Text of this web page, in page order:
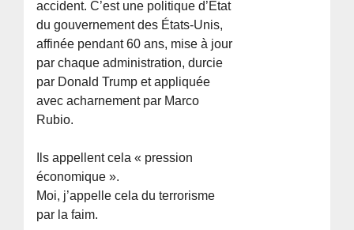
accident. C’est une politique d’État
du gouvernement des États-Unis,
affinée pendant 60 ans, mise à jour
par chaque administration, durcie
par Donald Trump et appliquée
avec acharnement par Marco
Rubio.
Ils appellent cela « pression
économique ».
Moi, j’appelle cela du terrorisme
par la faim.